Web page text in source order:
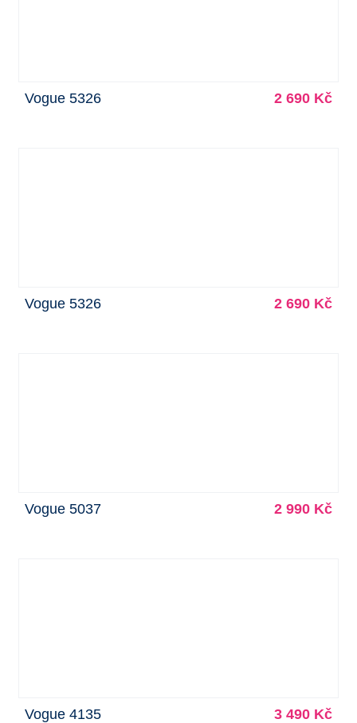
Vogue 5326 2 690 Kč
Vogue 5326 2 690 Kč
Vogue 5037 2 990 Kč
Vogue 4135 3 490 Kč